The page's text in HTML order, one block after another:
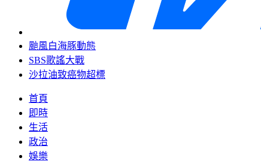
颱風白海豚動態
SBS歌謠大戰
沙拉油致癌物超標
首頁
即時
生活
政治
娛樂